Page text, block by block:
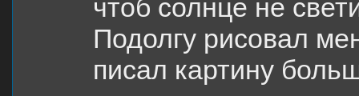
чтоб солнце не
Подолгу рисовал
писал картину